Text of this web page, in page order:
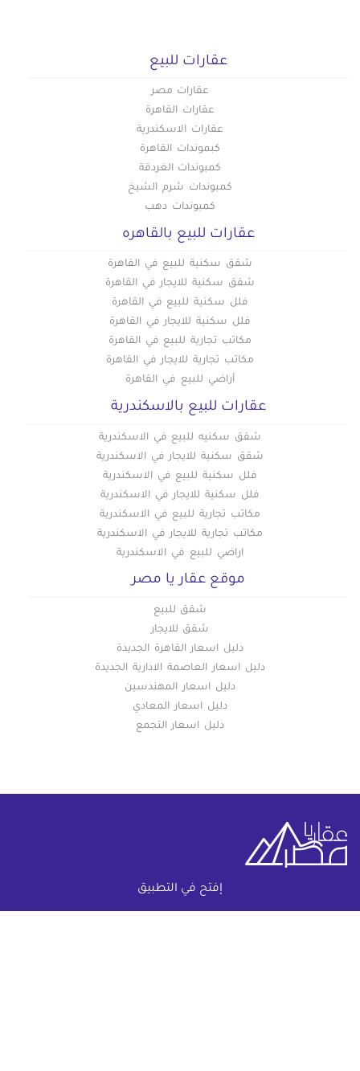
إفتح في التطبيق
عقارات للبيع
عقارات مصر
عقارات القاهرة
عقارات الاسكندرية
كبموندات القاهرة
كمبوندات الغردقة
كمبوندات شرم الشيخ
كمبوندات دهب
عقارات للبيع بالقاهره
شقق سكنية للبيع في القاهرة
شقق سكنية للايجار في القاهرة
فلل سكنية للبيع في القاهرة
فلل سكنية للايجار في القاهرة
مكاتب تجارية للبيع في القاهرة
مكاتب تجارية للايجار في القاهرة
أراضي للبيع في القاهرة
عقارات للبيع بالاسكندرية
شقق سكنيه للبيع في الاسكندرية
شقق سكنية للايجار في الاسكندرية
فلل سكنية للبيع في الاسكندرية
فلل سكنية للايجار في الاسكندرية
مكاتب تجارية للبيع في الاسكندرية
مكاتب تجارية للايجار في الاسكندرية
اراضي للبيع في الاسكندرية
موقع عقار يا مصر
شقق للبيع
شقق للايجار
دليل اسعار القاهرة الجديدة
دليل اسعار العاصمة الادارية الجديدة
دليل اسعار المهندسين
دليل اسعار المعادي
دليل اسعار التجمع
خريطة الموقع